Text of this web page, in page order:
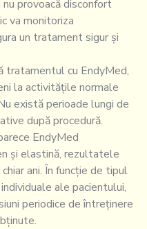
provoacă disconfort
va monitoriza
un tratament sigur și
tratamentul cu EndyMed,
la activitățile normale
există perioade lungi de
după procedură.
EndyMed
și elastină, rezultatele
ani. În funcție de tipul
ale pacientului,
periodice de întreținere